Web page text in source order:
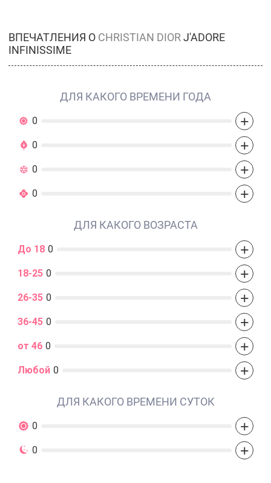
ВПЕЧАТЛЕНИЯ О CHRISTIAN DIOR J'ADORE
INFINISSIME
ДЛЯ КАКОГО ВРЕМЕНИ ГОДА
0 +
0 +
0 +
0 +
ДЛЯ КАКОГО ВОЗРАСТА
До 18 0 +
18-25 0 +
26-35 0 +
36-45 0 +
от 46 0 +
Любой 0 +
ДЛЯ КАКОГО ВРЕМЕНИ СУТОК
0 +
0 +